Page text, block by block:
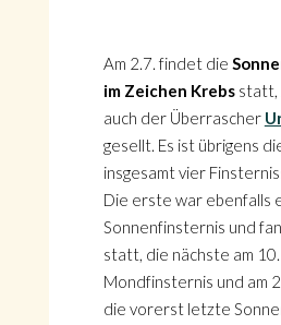
Am 2.7. findet die
im Zeichen Krebsstatt,
auch der Überrascher
gesellt. Es ist übrigens
insgesamt vier
Die erste war ebenfalls
Sonnenfinsternis und
statt, die nächste am
Mondfinsternis und am
die vorerst letzte